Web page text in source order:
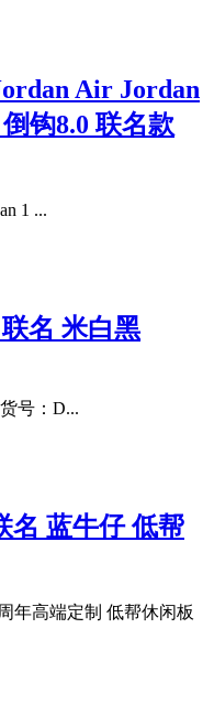
Air Jordan
钩8.0 联名款
1 ...
名 米白黑
号：D...
名 蓝牛仔 低帮
年高端定制 低帮休闲板